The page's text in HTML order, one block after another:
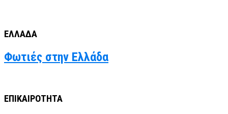
ΕΛΛΑΔΑ
Φωτιές στην Ελλάδα
ΕΠΙΚΑΙΡΟΤΗΤΑ